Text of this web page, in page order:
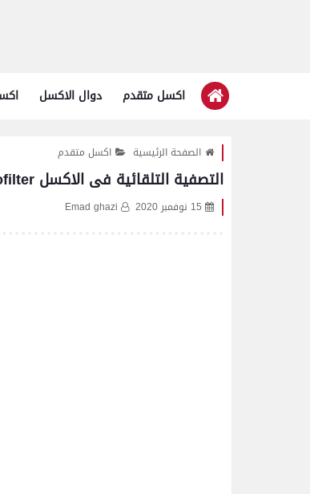
اكسل متقدم دوال الاكسل
الصفحة الرئيسية اكسل متقدم
التصفية التلقائية فى الاكسل Excel VBA Autofilter
15 نوفمبر 2020 Emad ghazi